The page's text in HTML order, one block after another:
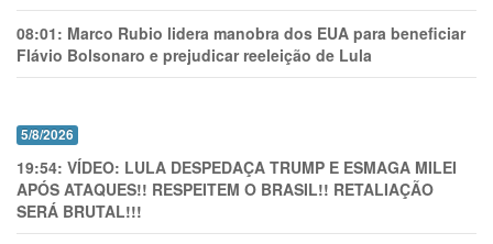
08:01: Marco Rubio lidera manobra dos EUA para beneficiar
Flávio Bolsonaro e prejudicar reeleição de Lula
5/8/2026
19:54: VÍDEO: LULA DESPEDAÇA TRUMP E ESMAGA MILEI
APÓS ATAQUES!! RESPEITEM O BRASIL!! RETALIAÇÃO
SERÁ BRUTAL!!!